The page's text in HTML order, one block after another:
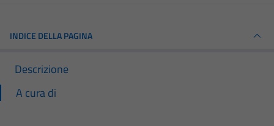
INDICE DELLA PAGINA
Descrizione
A cura di